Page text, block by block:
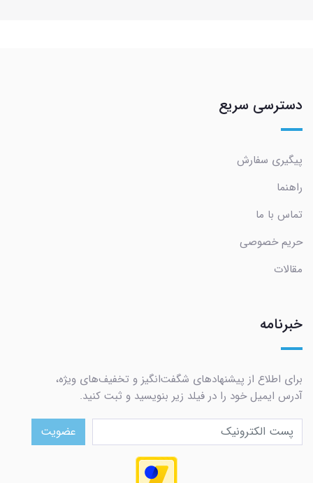
دسترسی سریع
پیگیری سفارش
راهنما
تماس با ما
حریم خصوصی
مقالات
خبرنامه
برای اطلاع از پیشنهادهای شگفت‌انگیز و تخفیف‌های ویژه،
آدرس ایمیل خود را در فیلد زیر بنویسید و ثبت کنید.
عضویت